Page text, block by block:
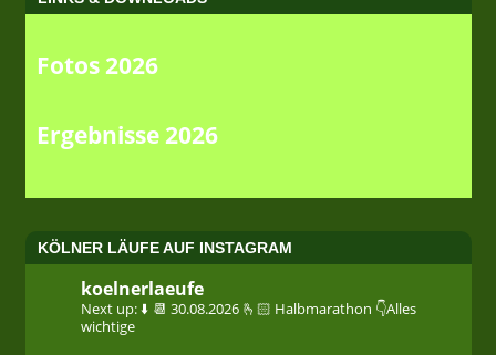
Fotos 2026
Ergebnisse 2026
KÖLNER LÄUFE AUF INSTAGRAM
koelnerlaeufe
Next up: ⬇️ 📆 30.08.2026 🫰🏻 Halbmarathon 👇Alles
wichtige